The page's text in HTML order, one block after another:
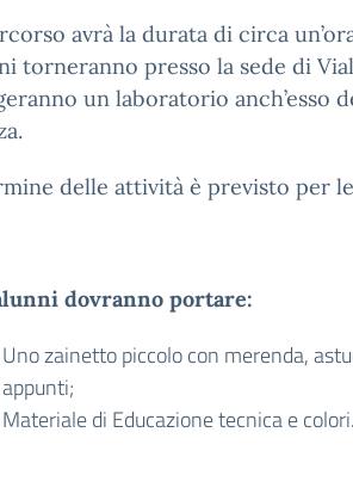
avrà la durata di circa
torneranno presso la sede di
un laboratorio anch’esso
delle attività è previsto per
dovranno portare:
Uno zainetto piccolo con merenda,
appunti;
Materiale di Educazione tecnica e colori.